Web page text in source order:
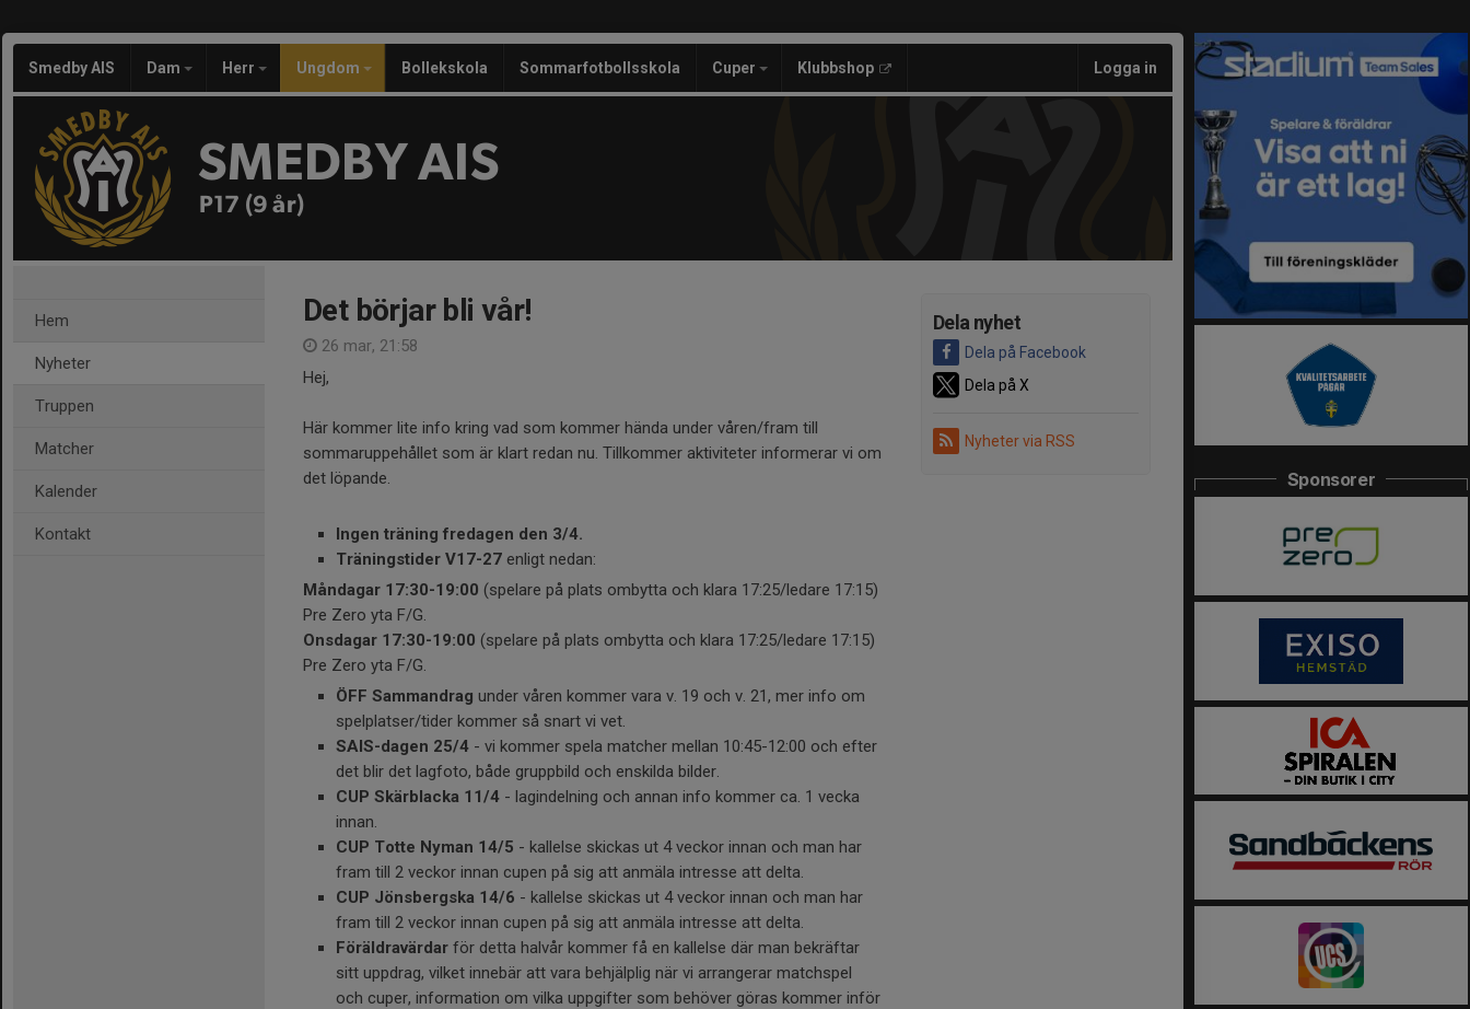
Smedby AIS Dam Herr Ungdom Bollekskola Sommarfotbollsskola Cuper Klubbshop Logga in
SMEDBY AIS
P17 (9 år)
Hem
Nyheter
Truppen
Matcher
Kalender
Kontakt
Dela nyhet
Dela på Facebook
Dela på X
Nyheter via RSS
Det börjar bli vår!
26 mar, 21:58
Hej,
Här kommer lite info kring vad som kommer hända under våren/fram till
sommaruppehållet som är klart redan nu. Tillkommer aktiviteter informerar vi om
det löpande.
Ingen träning fredagen den 3/4.
Träningstider V17-27 enligt nedan:
Måndagar 17:30-19:00 (spelare på plats ombytta och klara 17:25/ledare 17:15)
Pre Zero yta F/G.
Onsdagar 17:30-19:00 (spelare på plats ombytta och klara 17:25/ledare 17:15)
Pre Zero yta F/G.
ÖFF Sammandrag under våren kommer vara v. 19 och v. 21, mer info om
spelplatser/tider kommer så snart vi vet.
SAIS-dagen 25/4 - vi kommer spela matcher mellan 10:45-12:00 och efter
det blir det lagfoto, både gruppbild och enskilda bilder.
CUP Skärblacka 11/4 - lagindelning och annan info kommer ca. 1 vecka
innan.
CUP Totte Nyman 14/5 - kallelse skickas ut 4 veckor innan och man har
fram till 2 veckor innan cupen på sig att anmäla intresse att delta.
CUP Jönsbergska 14/6 - kallelse skickas ut 4 veckor innan och man har
fram till 2 veckor innan cupen på sig att anmäla intresse att delta.
Föräldravärdar för detta halvår kommer få en kallelse där man bekräftar
sitt uppdrag, vilket innebär att vara behjälplig när vi arrangerar matchspel
och cuper, information om vilka uppgifter som behöver göras kommer inför
Sponsorer